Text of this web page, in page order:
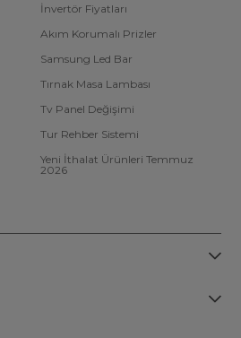
İnvertör Fiyatları
Akım Korumalı Prizler
Samsung Led Bar
Tırnak Masa Lambası
Tv Panel Değişimi
Tur Rehber Sistemi
Yeni İthalat Ürünleri Temmuz
2026